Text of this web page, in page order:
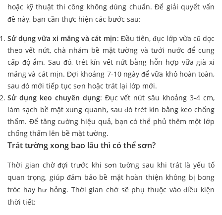
hoặc kỹ thuật thi công không đúng chuẩn. Để giải quyết vấn
đề này, bạn cần thực hiện các bước sau:
Sử dụng vữa xi măng và cát mịn: Đầu tiên, đục lớp vữa cũ dọc
theo vết nứt, chà nhám bề mặt tường và tưới nước để cung
cấp độ ẩm. Sau đó, trét kín vết nứt bằng hỗn hợp vữa già xi
măng và cát mịn. Đợi khoảng 7-10 ngày để vữa khô hoàn toàn,
sau đó mới tiếp tục sơn hoặc trát lại lớp mới.
Sử dụng keo chuyên dụng: Đục vết nứt sâu khoảng 3-4 cm,
làm sạch bề mặt xung quanh, sau đó trét kín bằng keo chống
thấm. Để tăng cường hiệu quả, bạn có thể phủ thêm một lớp
chống thấm lên bề mặt tường.
Trát tường xong bao lâu thì có thể sơn?
Thời gian chờ đợi trước khi sơn tường sau khi trát là yếu tố
quan trọng, giúp đảm bảo bề mặt hoàn thiện không bị bong
tróc hay hư hỏng. Thời gian chờ sẽ phụ thuộc vào điều kiện
thời tiết: